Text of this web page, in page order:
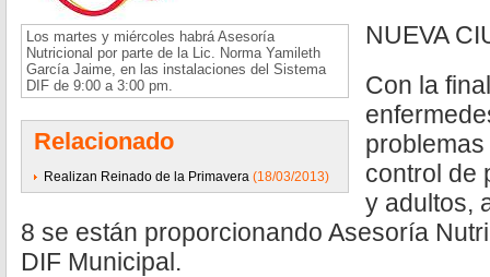
Los martes y miércoles habrá Asesoría
Nutricional por parte de la Lic. Norma Yamileth
García Jaime, en las instalaciones del Sistema
DIF de 9:00 a 3:00 pm.
Relacionado
Realizan Reinado de la Primavera (18/03/2013)
NUEVA
Con la
control de
y adultos,
8 se están proporcionando Asesoría
DIF Municipal.